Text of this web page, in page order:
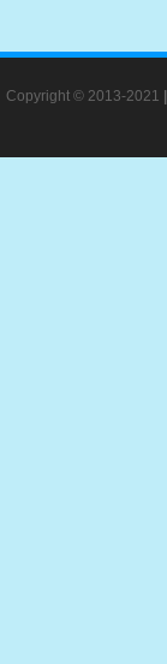
Copyright © 2013-2021